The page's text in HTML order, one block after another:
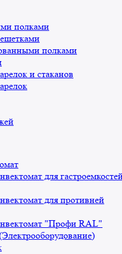
полками
полками
и стаканов
для
для противней
"Профи RAL"